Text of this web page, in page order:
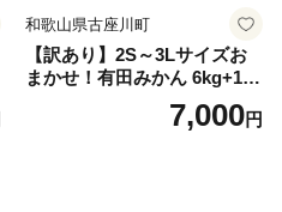
和歌山県古座川町
【訳あり】2S～3Lサイズお
まかせ！有田みかん 6kg+1kg
保証分 11月から12月下旬ま
でに順次発送致します。 / 訳
7,000円